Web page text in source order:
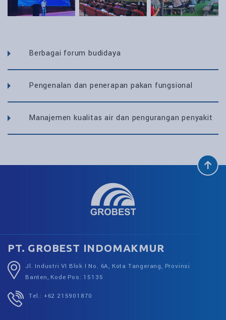
Berbagai forum budidaya
Pengenalan dan penerapan pakan fungsional
Manajemen kualitas air dan pengurangan penyakit
PT. GROBEST INDOMAKMUR
Jl. Industri VI Blok I No. 6A, Kota Tangerang, Provinsi
Banten, Kode Pos: 15135
Tel.: +62 215901870